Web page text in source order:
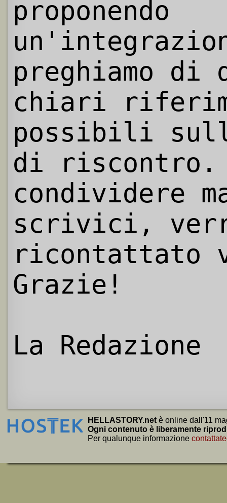
proponendo
preghiamo
chiari
possibili
di riscontro.
condividere
scrivici,
ricontattato
Grazie!
La Redazione
HELLASTORY.net è online dall'11
Ogni contenuto è liberamente
Per qualunque informazione